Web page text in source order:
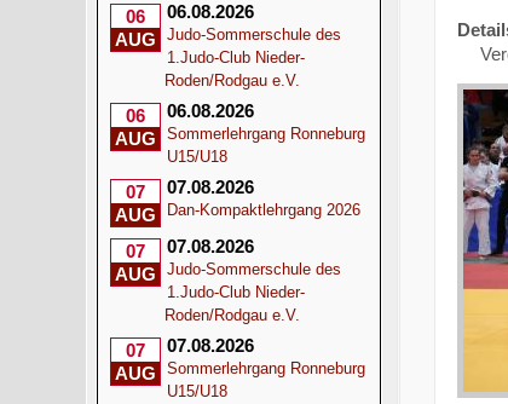
06
AUG
06.08.2026
Judo-Sommerschule des
1.Judo-Club Nieder-
Roden/Rodgau e.V.
06
AUG
06.08.2026
Sommerlehrgang Ronneburg
U15/U18
07
AUG
07.08.2026
Dan-Kompaktlehrgang 2026
07
AUG
07.08.2026
Judo-Sommerschule des
1.Judo-Club Nieder-
Roden/Rodgau e.V.
07
AUG
07.08.2026
Sommerlehrgang Ronneburg
U15/U18